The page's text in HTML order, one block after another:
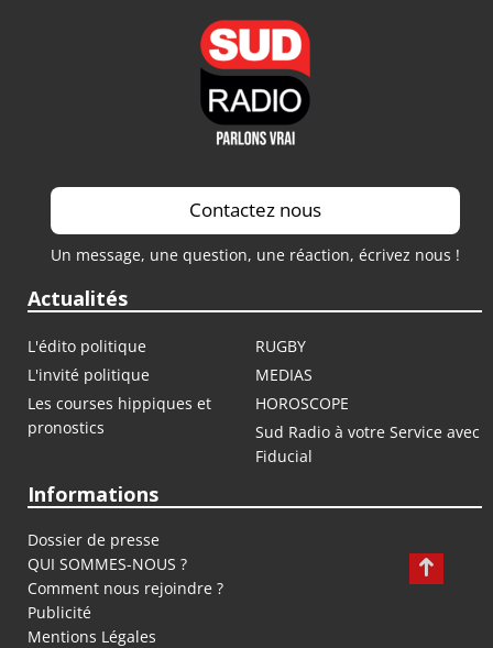
Contactez nous
Un message, une question, une réaction, écrivez nous !
Actualités
L'édito politique
RUGBY
L'invité politique
MEDIAS
Les courses hippiques et
pronostics
HOROSCOPE
Sud Radio à votre Service avec
Fiducial
Informations
Dossier de presse
QUI SOMMES-NOUS ?
Comment nous rejoindre ?
Publicité
Mentions Légales